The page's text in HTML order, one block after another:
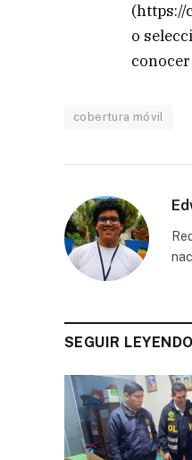
(https://
o
cobertura móvil
SEGUIR LEYENDO